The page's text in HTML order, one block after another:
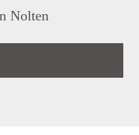
Nolten